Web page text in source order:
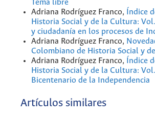
Tema libre
Adriana Rodríguez Franco,
Índice
Historia Social y de la Cultura:
y ciudadanía en los procesos de
Adriana Rodríguez Franco,
Colombiano de Historia Social y
Adriana Rodríguez Franco,
Índice
Historia Social y de la Cultura:
Bicentenario de la Independencia
Artículos similares